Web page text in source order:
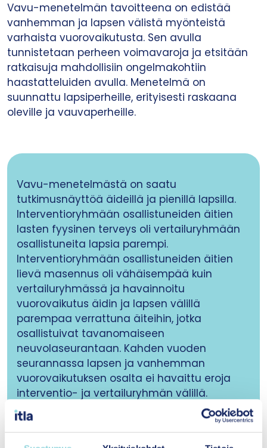
Vavu-menetelmän tavoitteena on edistää
vanhemman ja lapsen välistä myönteistä
varhaista vuorovaikutusta. Sen avulla
tunnistetaan perheen voimavaroja ja etsitään
ratkaisuja mahdollisiin ongelmakohtiin
haastatteluiden avulla. Menetelmä on
suunnattu lapsiperheille, erityisesti raskaana
oleville ja vauvaperheille.
Vavu-menetelmästä on saatu
tutkimusnäyttöä äideillä ja pienillä lapsilla.
Interventioryhmään osallistuneiden äitien
lasten fyysinen terveys oli vertailuryhmään
osallistuneita lapsia parempi.
Interventioryhmään osallistuneiden äitien
lievä masennus oli vähäisempää kuin
vertailuryhmässä ja havainnoitu
vuorovaikutus äidin ja lapsen välillä
parempaa verrattuna äiteihin, jotka
osallistuivat tavanomaiseen
neuvolaseurantaan. Kahden vuoden
seurannassa lapsen ja vanhemman
vuorovaikutuksen osalta ei havaittu eroja
interventio- ja vertailuryhmän välillä.
Tutkimukset on tehty Suomessa ja
Euroopassa 2000-luvulla.